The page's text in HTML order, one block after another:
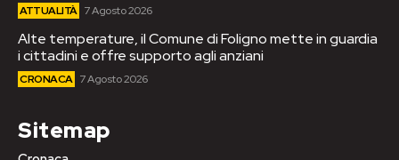
ATTUALITÀ 7 Agosto 2026
Alte temperature, il Comune di Foligno mette in guardia
i cittadini e offre supporto agli anziani
CRONACA 7 Agosto 2026
Sitemap